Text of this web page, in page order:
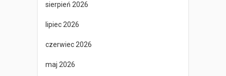
sierpień 2026
lipiec 2026
czerwiec 2026
maj 2026